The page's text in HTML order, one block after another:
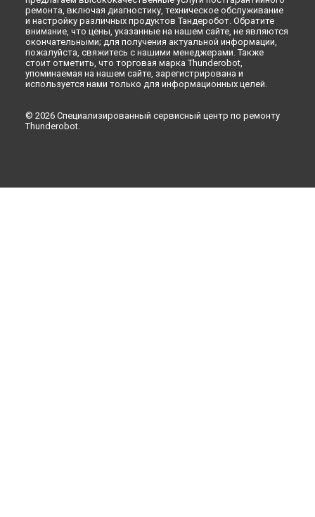
ремонта, включая диагностику, техническое обслуживание
и настройку различных продуктов Тандеробот. Обратите
внимание, что цены, указанные на нашем сайте, не являются
окончательными; для получения актуальной информации,
пожалуйста, свяжитесь с нашими менеджерами. Также
стоит отметить, что торговая марка Thunderobot,
упоминаемая на нашем сайте, зарегистрирована и
используется нами только для информационных целей.
© 2026 Специализированный сервисный центр по ремонту
Thunderobot.